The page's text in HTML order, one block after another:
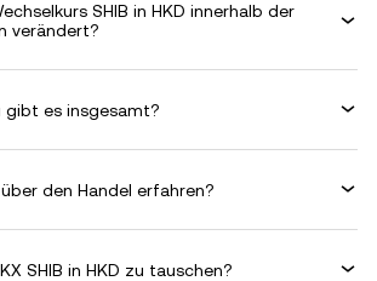
SHIB in HKD innerhalb der
verändert?
gibt es insgesamt?
den Handel erfahren?
SHIB in HKD zu tauschen?